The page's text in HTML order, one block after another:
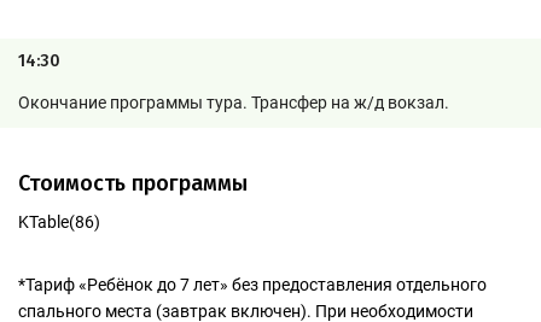
14:30
Окончание программы тура. Трансфер на ж/д вокзал.
Стоимость программы
KTable(86)
*Тариф «Ребёнок до 7 лет» без предоставления отдельного
спального места (завтрак включен). При необходимости